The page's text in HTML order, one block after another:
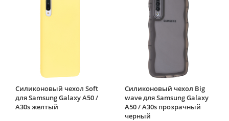
Силиконовый чехол Soft
для Samsung Galaxy A50 /
A30s желтый
Силиконовый чехол Big
wave для Samsung Galaxy
A50 / A30s прозрачный
черный